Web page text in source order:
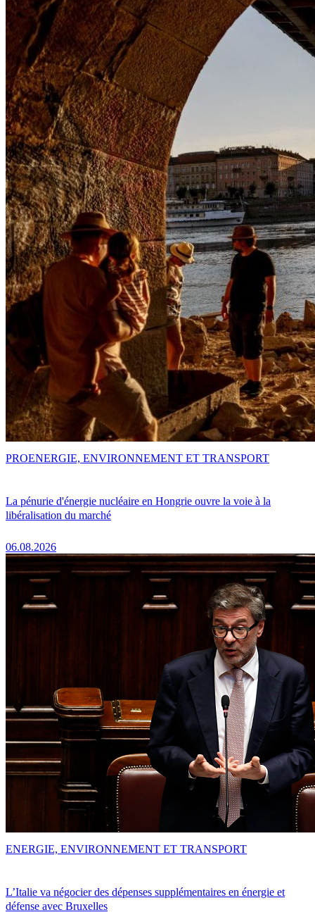
La pénurie d'énergie nucléaire en Hongrie ouvre la voie à la
libéralisation du marché
06.08.2026
PROENERGIE, ENVIRONNEMENT ET TRANSPORT
L’Italie va négocier des dépenses supplémentaires en énergie et
défense avec Bruxelles
ENERGIE, ENVIRONNEMENT ET TRANSPORT